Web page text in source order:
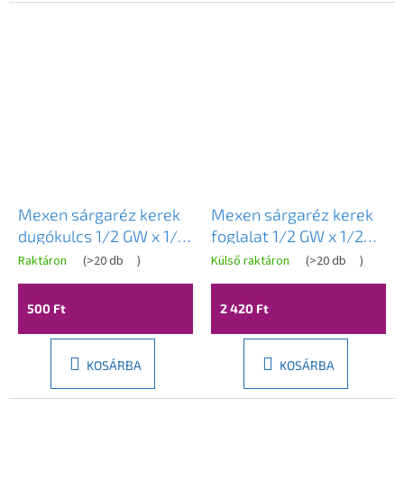
Mexen sárgaréz kerek
dugókulcs 1/2 GW x 1/2
GZ, 15 mm - W97415-
1212-15
Raktáron (>20 db )
500 Ft
KOSÁRBA
Mexen sárgaréz kerek
foglalat 1/2 GW x 1/2
GZ, 100 mm - W97415-
1212-100
Külső raktáron (>20 db )
2 420 Ft
KOSÁRBA